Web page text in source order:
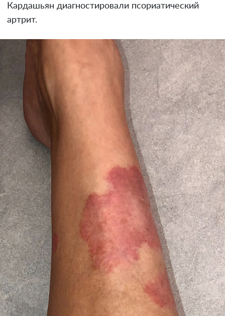
Кардашьян диагностировали псориатический
артрит.